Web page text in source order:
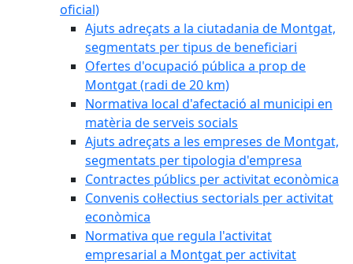
oficial)
Ajuts adreçats a la ciutadania de Montgat,
segmentats per tipus de beneficiari
Ofertes d'ocupació pública a prop de
Montgat (radi de 20 km)
Normativa local d'afectació al municipi en
matèria de serveis socials
Ajuts adreçats a les empreses de Montgat,
segmentats per tipologia d'empresa
Contractes públics per activitat econòmica
Convenis col·lectius sectorials per activitat
econòmica
Normativa que regula l'activitat
empresarial a Montgat per activitat